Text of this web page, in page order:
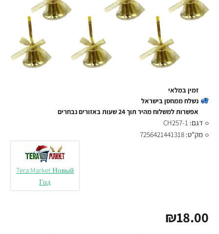
₪18.00
זמין במלאי
נשלח ממחסן בישראל
אפשרות למשלוח מהיר תוך 24 שעות באזורים נבחרים
דגם: CH257-1
מק"ט: 7256421441318
Tera Market Новый
Год